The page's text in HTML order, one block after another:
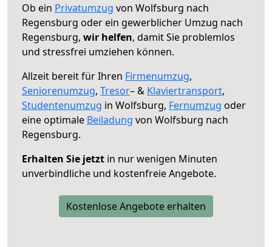
Ob ein Privatumzug von Wolfsburg nach
Regensburg oder ein gewerblicher Umzug nach
Regensburg, wir helfen, damit Sie problemlos
und stressfrei umziehen können.
Allzeit bereit für Ihren Firmenumzug,
Seniorenumzug, Tresor– & Klaviertransport,
Studentenumzug in Wolfsburg, Fernumzug oder
eine optimale Beiladung von Wolfsburg nach
Regensburg.
Erhalten Sie jetzt in nur wenigen Minuten
unverbindliche und kostenfreie Angebote.
Kostenlose Angebote erhalten